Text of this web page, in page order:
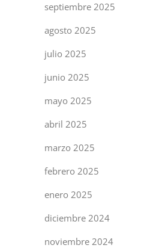
septiembre 2025
agosto 2025
julio 2025
junio 2025
mayo 2025
abril 2025
marzo 2025
febrero 2025
enero 2025
diciembre 2024
noviembre 2024